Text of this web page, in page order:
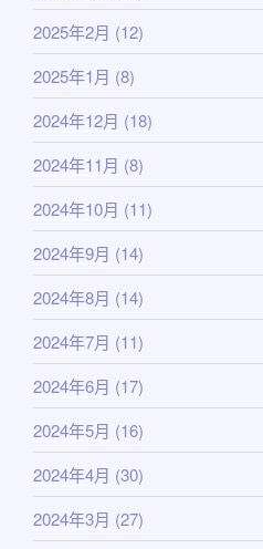
2025年2月 (12)
2025年1月 (8)
2024年12月 (18)
2024年11月 (8)
2024年10月 (11)
2024年9月 (14)
2024年8月 (14)
2024年7月 (11)
2024年6月 (17)
2024年5月 (16)
2024年4月 (30)
2024年3月 (27)